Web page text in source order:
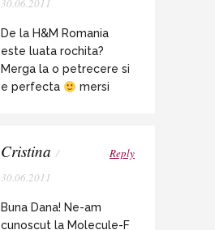
30.06.2011
De la H&M Romania
este luata rochita?
Merga la o petrecere si
e perfecta
mersi
Cristina /
30.06.2011
Reply
Buna Dana! Ne-am
cunoscut la Molecule-F